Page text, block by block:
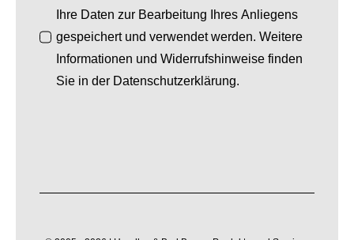
Ihre Daten zur Bearbeitung Ihres Anliegens
gespeichert und verwendet werden. Weitere
Informationen und Widerrufshinweise finden
Sie in der Datenschutzerklärung.